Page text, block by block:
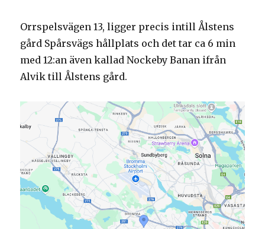
Orrspelsvägen 13, ligger precis intill Ålstens
gård Spårsvägs hållplats och det tar ca 6 min
med 12:an även kallad Nockeby Banan ifrån
Alvik till Ålstens gård.